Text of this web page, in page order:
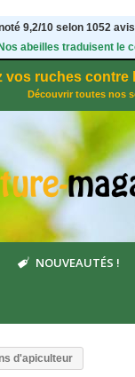
9,2/10 selon 1052
abeilles traduisent le
vos ruches contre
Découvrir toutes nos
NOUVEAUTÉS !
d'apiculteur